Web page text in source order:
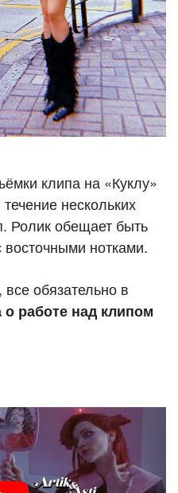
клипа на «Куклу»
нескольких
Ролик обещает быть
нотками.
обязательно в
о работе над клипом